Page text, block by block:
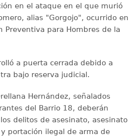
en el ataque en el que murió
alias "Gorgojo", ocurrido en
Preventiva para Hombres de la
a puerta cerrada debido a
bajo reserva judicial.
Hernández, señalados
del Barrio 18, deberán
delitos de asesinato, asesinato
portación ilegal de arma de